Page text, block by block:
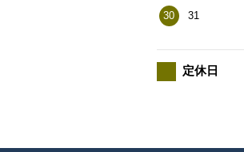
30 31
定休日